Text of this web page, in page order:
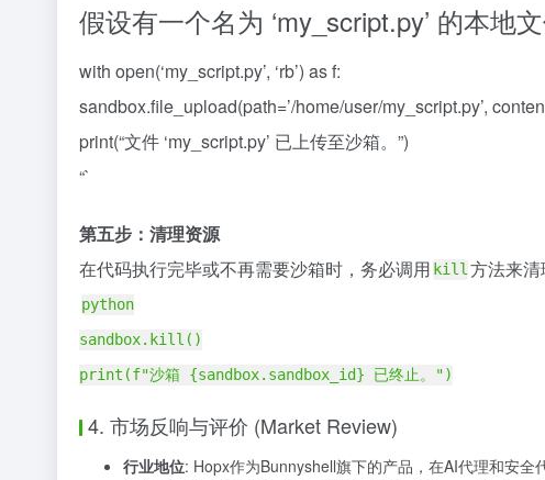
假设有一个名为 ‘my_script.py’ 的本地
with open(‘my_script.py’, ‘rb’) as f:
sandbox.file_upload(path=’/home/user/my_script.py’,
print(“文件 ‘my_script.py’ 已上传至沙箱。”)
“`
第五步：清理资源
在代码执行完毕或不再需要沙箱时，务必调用 kill方法来清
python
sandbox.kill()
print(f"沙箱 {sandbox.sandbox_id} 已终止。")
4. 市场反响与评价 (Market Review)
行业地位: Hopx作为Bunnyshell旗下的产品，在AI代理和安